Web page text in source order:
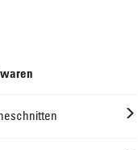
Offeneis
Runde Kuchen &